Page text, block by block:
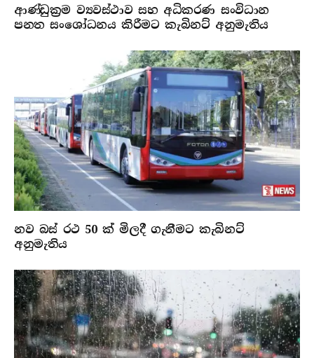
ආණ්ඩුක්‍රම ව්‍යවස්ථාව සහ අධිකරණ සංවිධාන
පනත සංශෝධනය කිරීමට කැබිනට් අනුමැතිය
නව බස් රථ 50 ක් මිලදී ගැනීමට කැබිනට්
අනුමැතිය